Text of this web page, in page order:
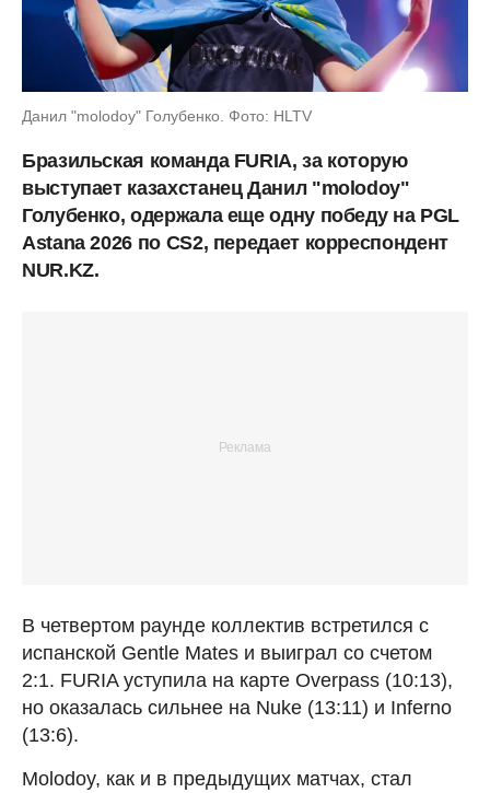
Данил "molodoy" Голубенко. Фото: HLTV
Бразильская команда FURIA, за которую
выступает казахстанец Данил "molodoy"
Голубенко, одержала еще одну победу на PGL
Astana 2026 по CS2, передает корреспондент
NUR.KZ.
В четвертом раунде коллектив встретился с
испанской Gentle Mates и выиграл со счетом
2:1. FURIA уступила на карте Overpass (10:13),
но оказалась сильнее на Nuke (13:11) и Inferno
(13:6).
Molodoy, как и в предыдущих матчах, стал